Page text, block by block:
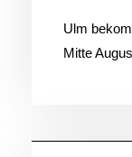
Ulm
Mitte